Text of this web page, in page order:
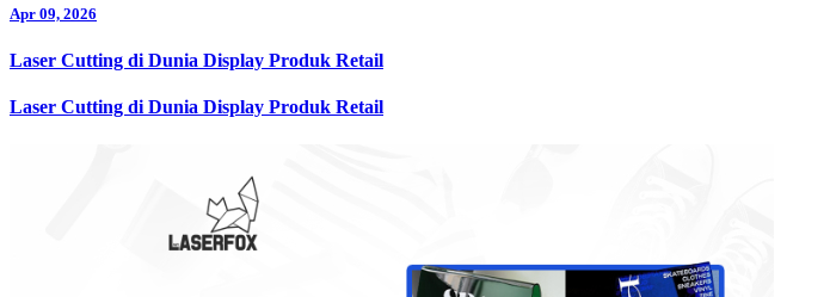
Apr 09, 2026
Laser Cutting di Dunia Display Produk Retail
Laser Cutting di Dunia Display Produk Retail